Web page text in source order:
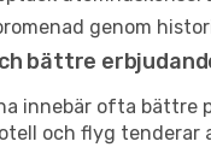
genom
bättre
innebär ofta
och flyg